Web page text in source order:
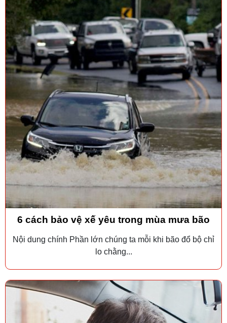
6 cách bảo vệ xế yêu trong mùa mưa bão
Nội dung chính Phần lớn chúng ta mỗi khi bão đổ bộ chỉ
lo chằng...